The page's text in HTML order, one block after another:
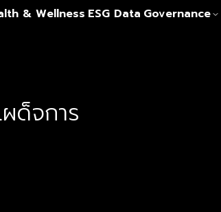
& Wellness ESG Data Governance
ผด็จการ